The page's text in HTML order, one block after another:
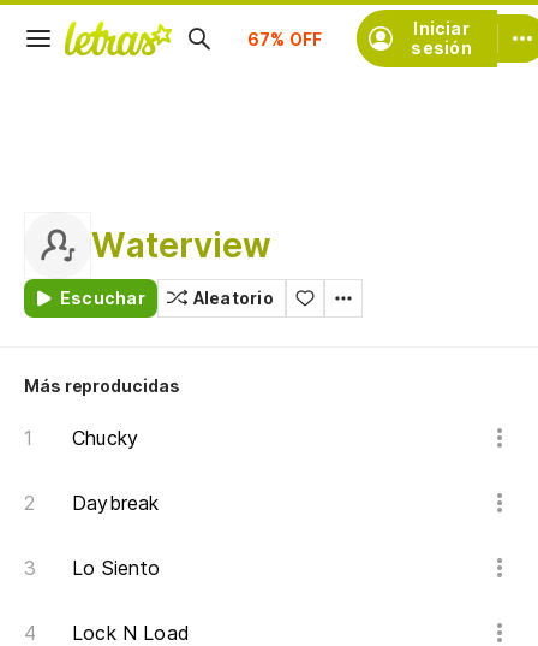
Iniciar
sesión
Suscríbete
Waterview
Escuchar Aleatorio
Más reproducidas
Chucky
Daybreak
Lo Siento
Lock N Load